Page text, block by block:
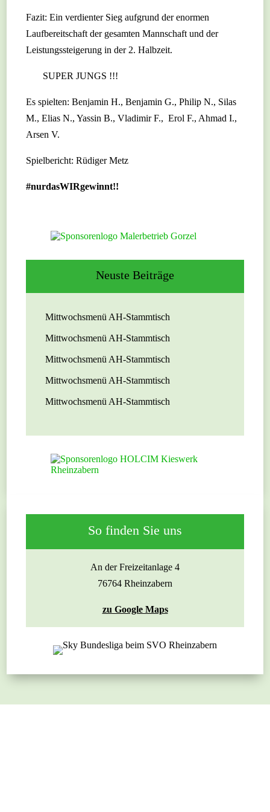
Fazit: Ein verdienter Sieg aufgrund der enormen
Laufbereitschaft der gesamten Mannschaft und der
Leistungssteigerung in der 2. Halbzeit.
SUPER JUNGS !!!
Es spielten: Benjamin H., Benjamin G., Philip N., Silas
M., Elias N., Yassin B., Vladimir F., Erol F., Ahmad I.,
Arsen V.
Spielbericht: Rüdiger Metz
#nurdasWIRgewinnt!!
Neuste Beiträge
Mittwochsmenü AH-Stammtisch
Mittwochsmenü AH-Stammtisch
Mittwochsmenü AH-Stammtisch
Mittwochsmenü AH-Stammtisch
Mittwochsmenü AH-Stammtisch
So finden Sie uns
An der Freizeitanlage 4
76764 Rheinzabern
zu Google Maps